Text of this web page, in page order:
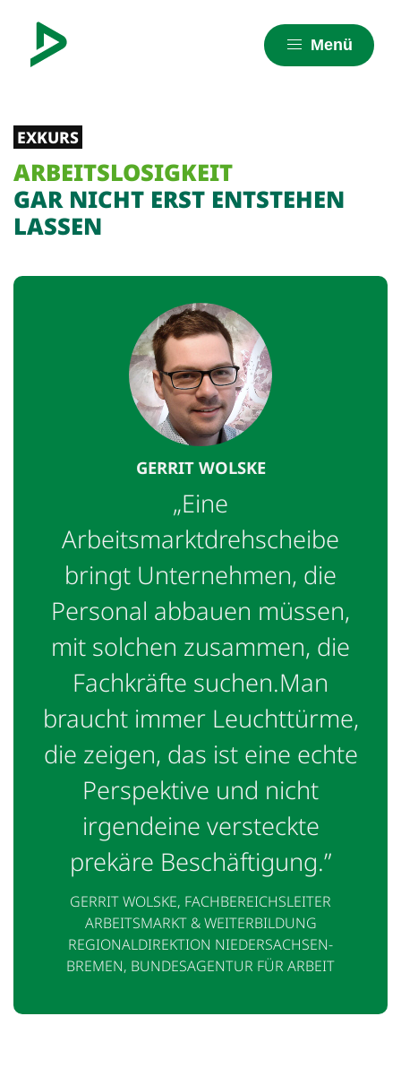
Menü
EXKURS
ARBEITSLOSIGKEIT
GAR NICHT ERST ENTSTEHEN
LASSEN
GERRIT WOLSKE
„Eine
Arbeitsmarktdrehscheibe
bringt Unternehmen, die
Personal abbauen müssen,
mit solchen zusammen, die
Fachkräfte suchen.Man
braucht immer Leuchttürme,
die zeigen, das ist eine echte
Perspektive und nicht
irgendeine versteckte
prekäre Beschäftigung.”
GERRIT WOLSKE, FACHBEREICHSLEITER
ARBEITSMARKT & WEITERBILDUNG
REGIONALDIREKTION NIEDERSACHSEN-
BREMEN, BUNDESAGENTUR FÜR ARBEIT